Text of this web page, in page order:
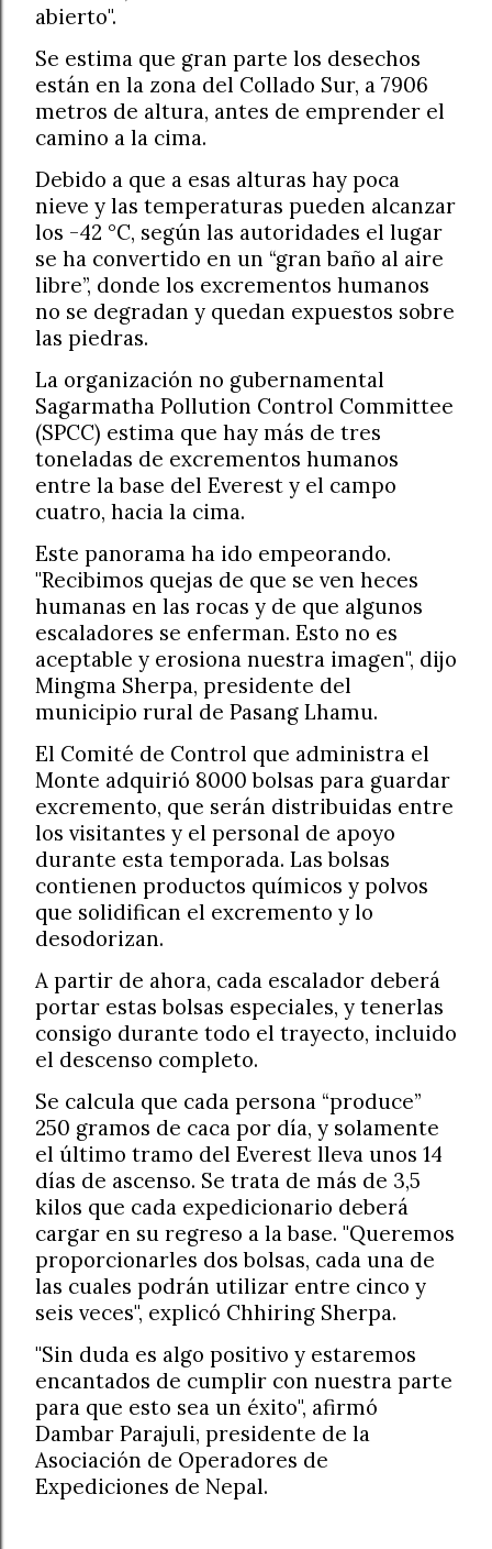
abierto".
Se estima que gran parte los desechos
están en la zona del Collado Sur, a 7906
metros de altura, antes de emprender el
camino a la cima.
Debido a que a esas alturas hay poca
nieve y las temperaturas pueden alcanzar
los -42 °C, según las autoridades el lugar
se ha convertido en un “gran baño al aire
libre”, donde los excrementos humanos
no se degradan y quedan expuestos sobre
las piedras.
La organización no gubernamental
Sagarmatha Pollution Control Committee
(SPCC) estima que hay más de tres
toneladas de excrementos humanos
entre la base del Everest y el campo
cuatro, hacia la cima.
Este panorama ha ido empeorando.
"Recibimos quejas de que se ven heces
humanas en las rocas y de que algunos
escaladores se enferman. Esto no es
aceptable y erosiona nuestra imagen", dijo
Mingma Sherpa, presidente del
municipio rural de Pasang Lhamu.
El Comité de Control que administra el
Monte adquirió 8000 bolsas para guardar
excremento, que serán distribuidas entre
los visitantes y el personal de apoyo
durante esta temporada. Las bolsas
contienen productos químicos y polvos
que solidifican el excremento y lo
desodorizan.
A partir de ahora, cada escalador deberá
portar estas bolsas especiales, y tenerlas
consigo durante todo el trayecto, incluido
el descenso completo.
Se calcula que cada persona “produce”
250 gramos de caca por día, y solamente
el último tramo del Everest lleva unos 14
días de ascenso. Se trata de más de 3,5
kilos que cada expedicionario deberá
cargar en su regreso a la base. "Queremos
proporcionarles dos bolsas, cada una de
las cuales podrán utilizar entre cinco y
seis veces", explicó Chhiring Sherpa.
"Sin duda es algo positivo y estaremos
encantados de cumplir con nuestra parte
para que esto sea un éxito", afirmó
Dambar Parajuli, presidente de la
Asociación de Operadores de
Expediciones de Nepal.